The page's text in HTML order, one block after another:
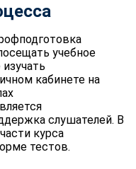
учебное
кабинете на
слушателей. В
курса
тестов.